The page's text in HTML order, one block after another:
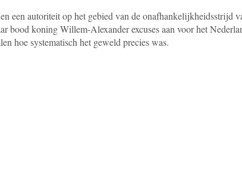
een autoriteit op het gebied van de onafhankelijkheidsstrijd
bood koning Willem-Alexander excuses aan voor het
hoe systematisch het geweld precies was.